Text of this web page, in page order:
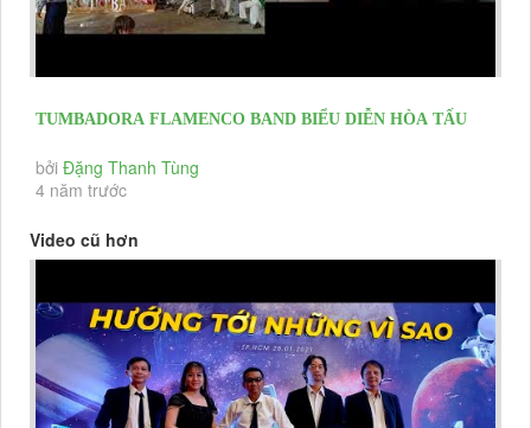
TUMBADORA FLAMENCO BAND BIỂU DIỄN HÒA TẤU
FLAMENCO HAWAII ĐÓN KHÁCH...
bởi Đặng Thanh Tùng
4 năm trước
Video cũ hơn